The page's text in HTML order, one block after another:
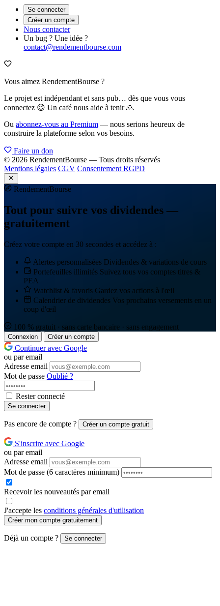
Se connecter
Créer un compte
Nous contacter
Un bug ? Une idée ?
contact@rendementbourse.com
Vous aimez RendementBourse ?
Le projet est indépendant et sans pub… dès que vous vous
connectez 😉 Un café nous aide à tenir 🙏
Ou abonnez-vous au Premium — nous serions heureux de
construire la plateforme selon vos besoins.
Faire un don
© 2026 RendementBourse — Tous droits réservés
Mentions légales CGV Consentement RGPD
RendementBourse
Tout pour suivre vos dividendes —
gratuitement
Créez votre compte en 30 secondes et accédez à :
Alertes personnalisées Dividendes & variations de cours
Portefeuilles illimités Suivez tous vos comptes titres &
PEA
Watchlist & favoris Gardez vos actions à l'œil
Calendrier de dividendes Vos prochains versements en un
coup d'œil
100 % gratuit · sans carte bancaire · sans engagement
Connexion Créer un compte
Continuer avec Google
ou par email
Adresse email
Mot de passe Oublié ?
Rester connecté
Se connecter
Pas encore de compte ? Créer un compte gratuit
S'inscrire avec Google
ou par email
Adresse email
Mot de passe (6 caractères minimum)
Recevoir les nouveautés par email
J'accepte les conditions générales d'utilisation
Créer mon compte gratuitement
Déjà un compte ? Se connecter